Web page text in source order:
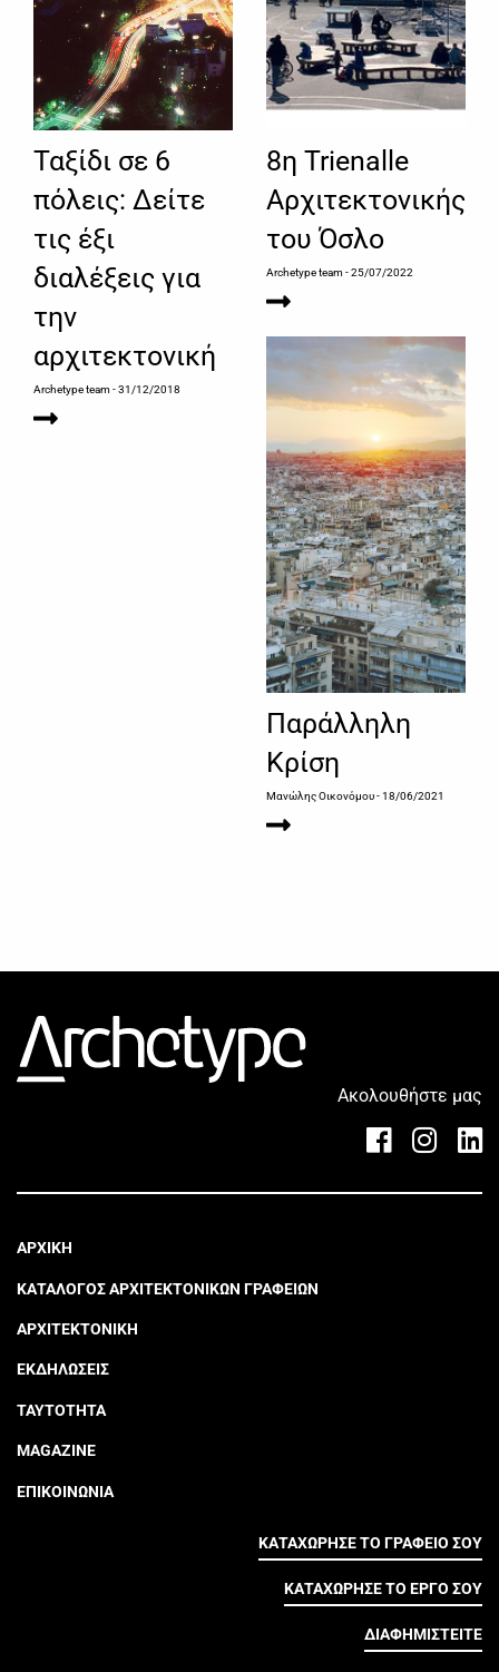
Ταξίδι σε 6
πόλεις: Δείτε
τις έξι
διαλέξεις για
την
αρχιτεκτονική
Archetype team- 31/12/2018
8η Trienalle
Αρχιτεκτονικής
του Όσλο
Archetype team- 25/07/2022
Παράλληλη
Κρίση
Μανώλης Οικονόμου- 18/06/2021
Ακολουθήστε μας
ΑΡΧΙΚΗ
ΚΑΤΑΛΟΓΟΣ ΑΡΧΙΤΕΚΤΟΝΙΚΩΝ ΓΡΑΦΕΙΩΝ
ΑΡΧΙΤΕΚΤΟΝΙΚΗ
ΕΚΔΗΛΩΣΕΙΣ
ΤΑΥΤΟΤΗΤΑ
MAGAZINE
ΕΠΙΚΟΙΝΩΝΙΑ
ΚΑΤΑΧΩΡΗΣΕ ΤΟ ΓΡΑΦΕΙΟ ΣΟΥ
ΚΑΤΑΧΩΡΗΣΕ ΤΟ ΕΡΓΟ ΣΟΥ
ΔΙΑΦΗΜΙΣΤΕΙΤΕ